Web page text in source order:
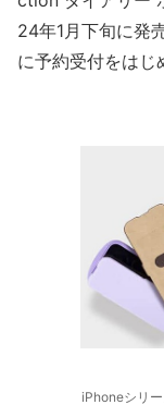
24年1月下旬に発
に予約受付をはじ
iPhoneシリ